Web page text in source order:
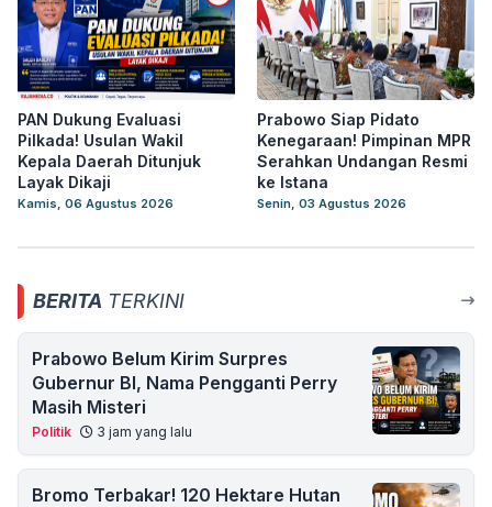
PAN Dukung Evaluasi
Pilkada! Usulan Wakil
Kepala Daerah Ditunjuk
Layak Dikaji
Kamis, 06 Agustus 2026
Prabowo Siap Pidato
Kenegaraan! Pimpinan MPR
Serahkan Undangan Resmi
ke Istana
Senin, 03 Agustus 2026
BERITA TERKINI
Prabowo Belum Kirim Surpres
Gubernur BI, Nama Pengganti Perry
Masih Misteri
Politik 3 jam yang lalu
Bromo Terbakar! 120 Hektare Hutan